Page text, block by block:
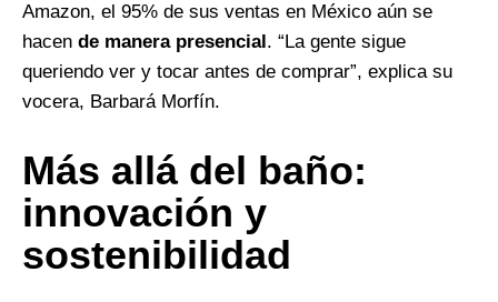
Amazon, el 95% de sus ventas en México aún se
hacen de manera presencial . “La gente sigue
queriendo ver y tocar antes de comprar”, explica su
vocera, Barbará Morfín.
Más allá del baño:
innovación y
sostenibilidad